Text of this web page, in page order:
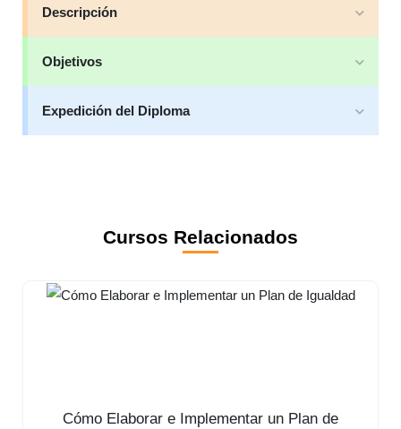
Descripción
Objetivos
Expedición del Diploma
Cursos Relacionados
Cómo Elaborar e Implementar un Plan de